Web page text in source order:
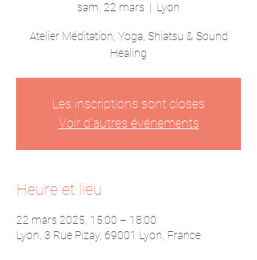
sam. 22 mars
  |
Lyon
Atelier Méditation, Yoga, Shiatsu & Sound
Healing
Les inscriptions sont closes
Voir d'autres événements
Heure et lieu
22 mars 2025, 15:00 – 18:00
Lyon, 3 Rue Pizay, 69001 Lyon, France